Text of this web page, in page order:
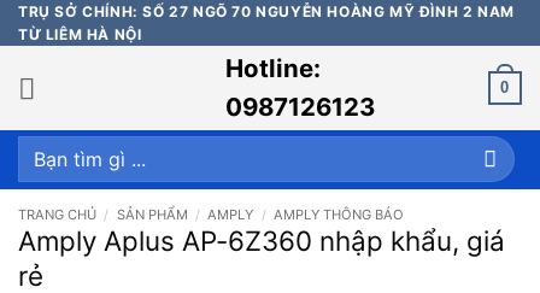
Bỏ
qua
nội
dung
TRỤ SỞ CHÍNH: SỐ 27 NGÕ 70 NGUYỄN HOÀNG MỸ ĐÌNH 2 NAM
TỪ LIÊM HÀ NỘI
Hotline:
0987126123
0
Tìm
kiếm:
TRANG CHỦ / SẢN PHẨM / AMPLY / AMPLY THÔNG BÁO
Amply Aplus AP-6Z360 nhập khẩu, giá
rẻ